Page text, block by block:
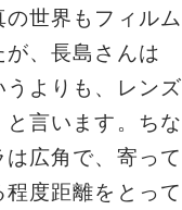
世界もフィルム
、長島さんは
うよりも、レンズ
言います。ちな
広角で、寄って
度距離をとって